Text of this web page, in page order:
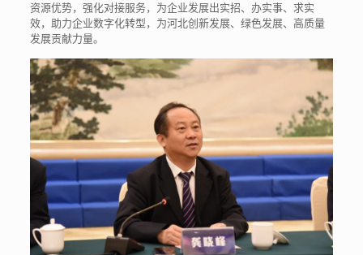
资源优势，强化对接服务，为企业发展出实招、办实事、求实
效，助力企业数字化转型，为河北创新发展、绿色发展、高质量
发展贡献力量。